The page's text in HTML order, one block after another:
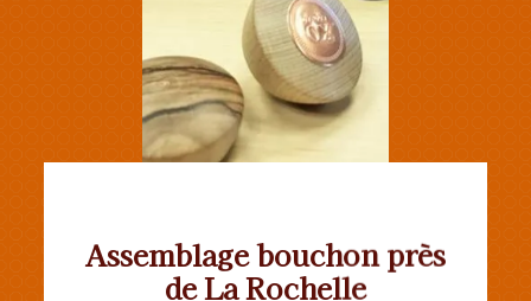
Assemblage bouchon près
de La Rochelle